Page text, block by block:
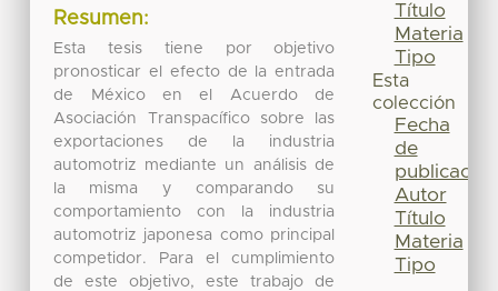
Resumen:
Esta tesis tiene por objetivo
pronosticar el efecto de la entrada
de México en el Acuerdo de
Asociación Transpacífico sobre las
exportaciones de la industria
automotriz mediante un análisis de
la misma y comparando su
comportamiento con la industria
automotriz japonesa como principal
competidor. Para el cumplimiento
de este objetivo, este trabajo de
Título
Materia
Tipo
Esta
colección
Fecha
de
publicación
Autor
Título
Materia
Tipo